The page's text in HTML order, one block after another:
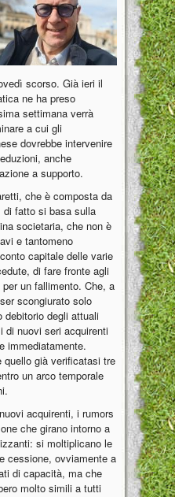
scorso. Già ieri il
ne ha preso
settimana verrà
a cui gli
dovrebbe intervenire
anche
a supporto.
che è composta da
di fatto si basa sulla
societaria, che non è
e tantomeno
capitale delle varie
di fare fronte agli
un fallimento. Che, a
scongiurato solo
debitorio degli attuali
di nuovi seri acquirenti
immediatamente.
già verificatasi tre
un arco temporale
acquirenti, i rumors
che girano intorno a
si moltiplicano le
cessione, ovviamente a
di capacità, ma che
molto simili a tutti